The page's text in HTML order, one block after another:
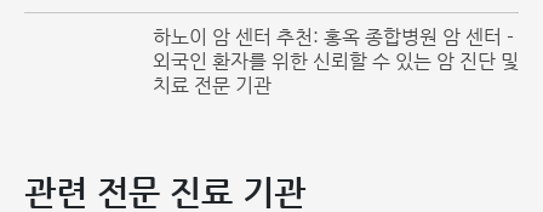
하노이 암 센터 추천: 홍옥 종합병원 암 센터 -
외국인 환자를 위한 신뢰할 수 있는 암 진단 및
치료 전문 기관
관련 전문 진료 기관